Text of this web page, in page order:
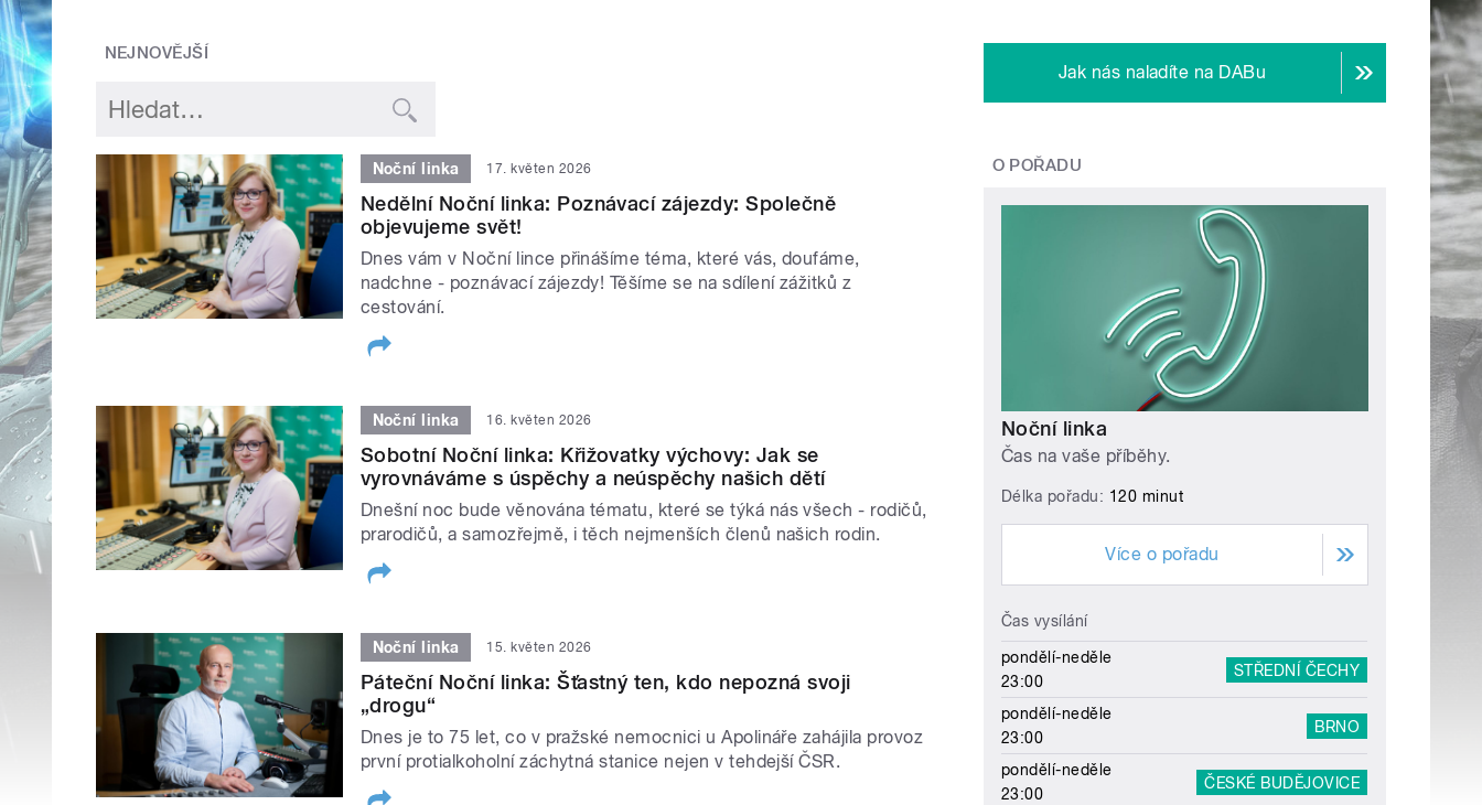
NEJNOVĚJŠÍ
Noční linka 17. květen 2026
Nedělní Noční linka: Poznávací zájezdy: Společně
objevujeme svět!
Dnes vám v Noční lince přinášíme téma, které vás, doufáme,
nadchne - poznávací zájezdy! Těšíme se na sdílení zážitků z
cestování.
Noční linka 16. květen 2026
Sobotní Noční linka: Křižovatky výchovy: Jak se
vyrovnáváme s úspěchy a neúspěchy našich dětí
Dnešní noc bude věnována tématu, které se týká nás všech - rodičů,
prarodičů, a samozřejmě, i těch nejmenších členů našich rodin.
Noční linka 15. květen 2026
Páteční Noční linka: Šťastný ten, kdo nepozná svoji
„drogu“
Dnes je to 75 let, co v pražské nemocnici u Apolináře zahájila provoz
první protialkoholní záchytná stanice nejen v tehdejší ČSR.
Jak nás naladíte na DABu
O POŘADU
Noční linka
Čas na vaše příběhy.
Délka pořadu: 120 minut
Více o pořadu
Čas vysílání
pondělí-neděle
23:00
STŘEDNÍ ČECHY
pondělí-neděle
23:00
BRNO
pondělí-neděle
23:00
ČESKÉ BUDĚJOVICE